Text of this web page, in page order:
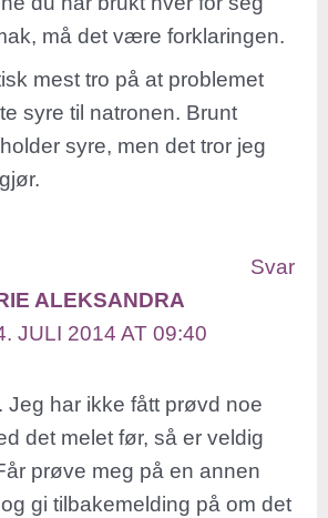
må det være forklaringen.
mest tro på at problemet
syre til natronen. Brunt
syre, men det tror jeg
Svar
ALEKSANDRA
JULI 2014 AT 09:40
Jeg har ikke fått prøvd noe
det melet før, så er veldig
prøve meg på en annen
gi tilbakemelding på om det